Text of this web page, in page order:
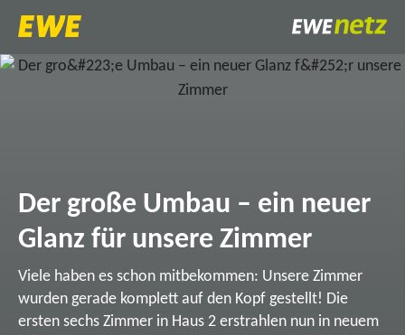
Der große Umbau – ein neuer
Glanz für unsere Zimmer
Viele haben es schon mitbekommen: Unsere Zimmer
wurden gerade komplett auf den Kopf gestellt! Die
ersten sechs Zimmer in Haus 2 erstrahlen nun in neuem